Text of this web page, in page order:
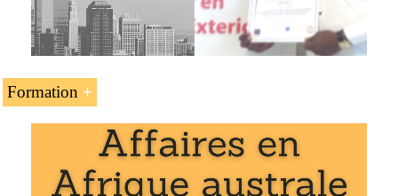
Formation
L’unité d’enseignement « Les ports de l’Afrique australe
» fait partie des programmes de l’EENI Global Business